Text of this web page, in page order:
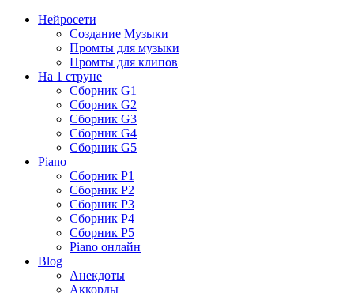
Нейросети
Создание Музыки
Промты для музыки
Промты для клипов
На 1 струне
Сборник G1
Сборник G2
Сборник G3
Сборник G4
Сборник G5
Piano
Сборник P1
Сборник P2
Сборник P3
Сборник P4
Сборник P5
Piano онлайн
Blog
Анекдоты
Аккорды